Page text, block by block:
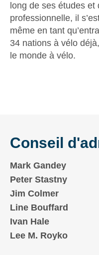
long de ses études et
professionnelle, il
même en tant
34 nations à vélo
le monde à vélo.
Conseil
Mark Gandey
Peter Stastny
Jim Colmer
Line Bouffard
Ivan Hale
Lee M. Royko